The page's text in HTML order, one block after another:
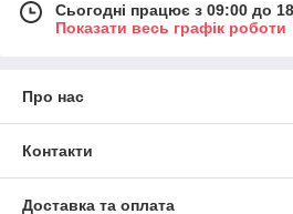
Сьогодні працює з 09:00 до
Показати весь графік роботи
Про нас
Контакти
Доставка та оплата